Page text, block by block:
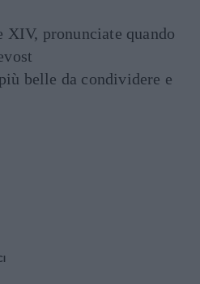
XIV, pronunciate quando
belle da condividere e